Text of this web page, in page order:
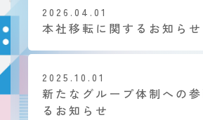
2026.04.01
本社移転に関するお知らせ
2025.10.01
新たなグループ体制への
るお知らせ